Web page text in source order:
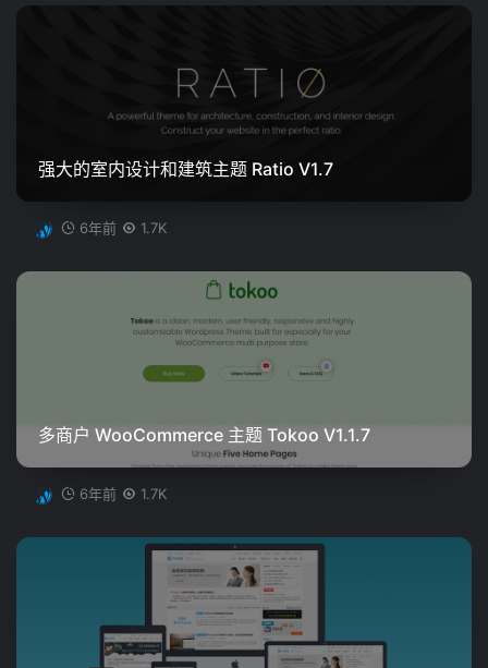
强大的室内设计和建筑主题 Ratio V1.7
6年前 1.7K
多商户 WooCommerce 主题 Tokoo V1.1.7
6年前 1.7K